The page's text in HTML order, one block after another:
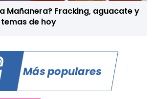
Mañanera? Fracking, aguacate y
de hoy
Más populares